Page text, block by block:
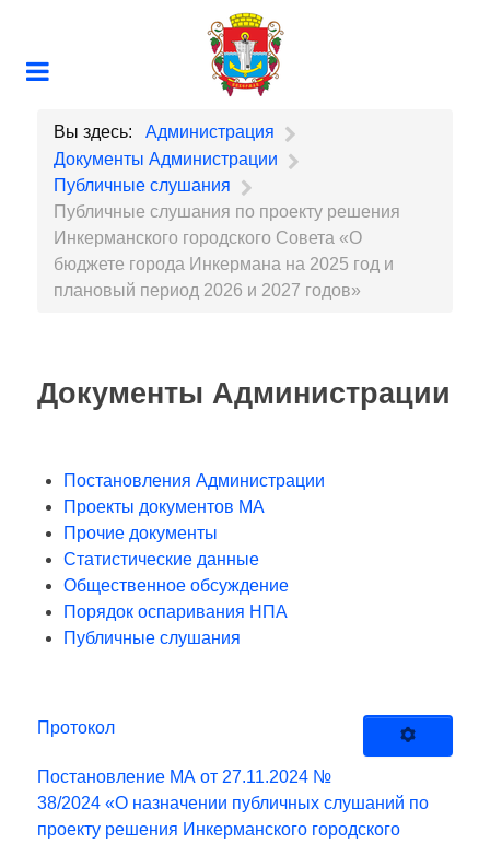
Вы здесь:
Администрация
Документы Администрации
Публичные слушания
Публичные слушания по проекту решения
Инкерманского городского Совета «О
бюджете города Инкермана на 2025 год и
плановый период 2026 и 2027 годов»
Документы Администрации
Постановления Администрации
Проекты документов МА
Прочие документы
Статистические данные
Общественное обсуждение
Порядок оспаривания НПА
Публичные слушания
Протокол
Постановление МА от 27.11.2024 №
38/2024 «О назначении публичных слушаний по
проекту решения Инкерманского городского